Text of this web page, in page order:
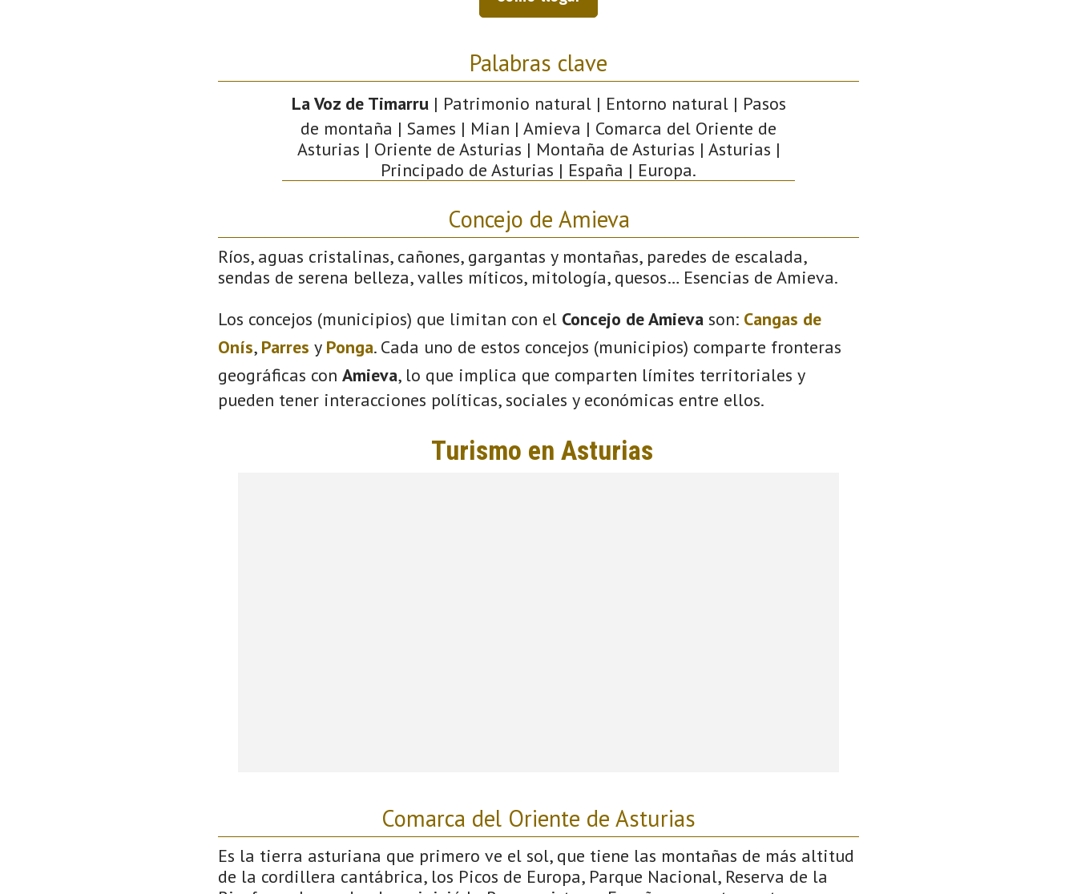
Palabras clave
La Voz de Timarru| Patrimonio natural | Entorno natural | Pasos
de montaña | Sames | Mian | Amieva | Comarca del Oriente de
Asturias | Oriente de Asturias | Montaña de Asturias | Asturias |
Principado de Asturias | España | Europa.
Concejo de Amieva
Ríos, aguas cristalinas, cañones, gargantas y montañas, paredes de escalada,
sendas de serena belleza, valles míticos, mitología, quesos… Esencias de Amieva.
Los concejos (municipios) que limitan con el Concejo de Amieva son: Cangas de
Onís, Parres y Ponga. Cada uno de estos concejos (municipios) comparte fronteras
geográficas con Amieva, lo que implica que comparten límites territoriales y
pueden tener interacciones políticas, sociales y económicas entre ellos.
Comarca del Oriente de Asturias
Es la tierra asturiana que primero ve el sol, que tiene las montañas de más altitud
de la cordillera cantábrica, los Picos de Europa, Parque Nacional, Reserva de la